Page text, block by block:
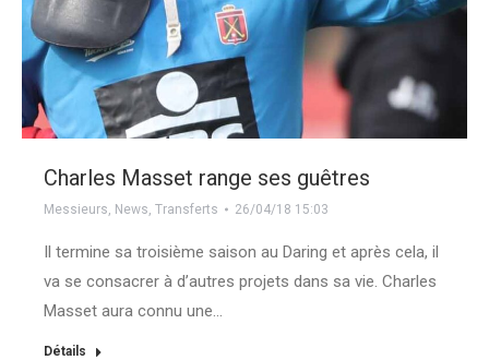
Charles Masset range ses guêtres
Messieurs, News, Transferts 26/04/18 15:03
Il termine sa troisième saison au Daring et après cela, il
va se consacrer à d’autres projets dans sa vie. Charles
Masset aura connu une…
Détails